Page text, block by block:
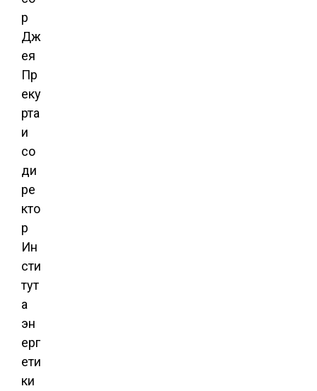
р
Дж
ея
Пр
еку
рта
и
со
ди
ре
кто
р
Ин
сти
тут
а
эн
ерг
ети
ки